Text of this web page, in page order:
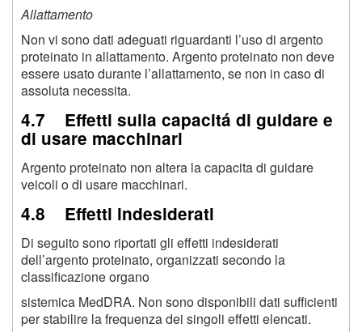
Allattamento
Non vi sono dati adeguati riguardanti l’uso di argento
proteinato in allattamento. Argento proteinato non deve
essere usato durante l’allattamento, se non in caso di
assoluta necessita.
4.7 Effetti sulla capacitá di guidare e
di usare macchinari
Argento proteinato non altera la capacita di guidare
veicoli o di usare macchinari.
4.8 Effetti indesiderati
Di seguito sono riportati gli effetti indesiderati
dell’argento proteinato, organizzati secondo la
classificazione organo
sistemica MedDRA. Non sono disponibili dati sufficienti
per stabilire la frequenza dei singoli effetti elencati.